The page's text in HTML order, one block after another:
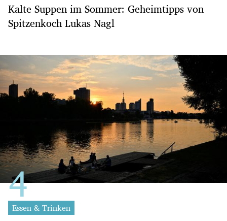
Kalte Suppen im Sommer: Geheimtipps von
Spitzenkoch Lukas Nagl
Essen & Trinken